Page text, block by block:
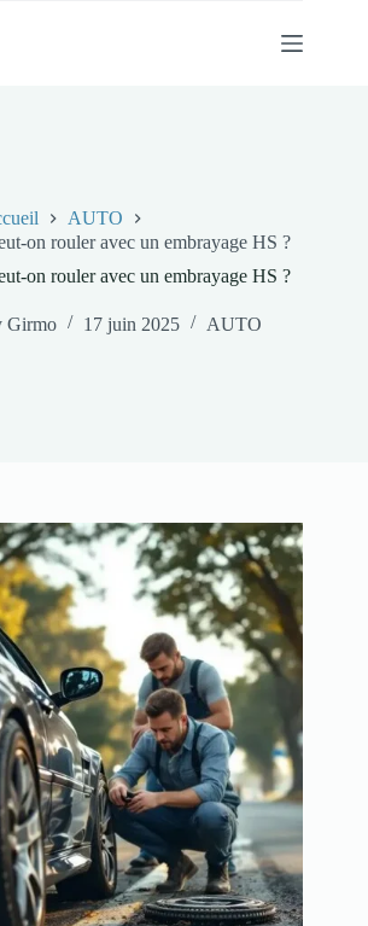
AUTO
on rouler avec un embrayage HS ?
on rouler avec un embrayage HS ?
Girmo 17 juin 2025 AUTO